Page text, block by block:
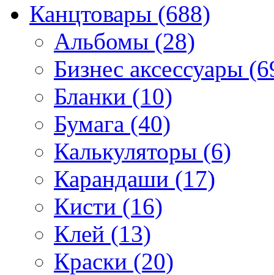
Канцтовары (688)
Альбомы (28)
Бизнес аксессуары
Бланки (10)
Бумага (40)
Калькуляторы (6)
Карандаши (17)
Кисти (16)
Клей (13)
Краски (20)